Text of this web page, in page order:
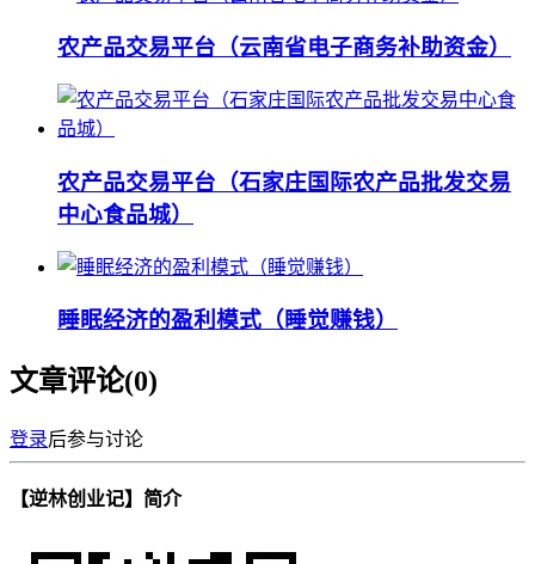
农产品交易平台（云南省电子商务补助资金）
农产品交易平台（石家庄国际农产品批发交易
中心食品城）
睡眠经济的盈利模式（睡觉赚钱）
文章评论(0)
登录后参与讨论
【逆林创业记】简介